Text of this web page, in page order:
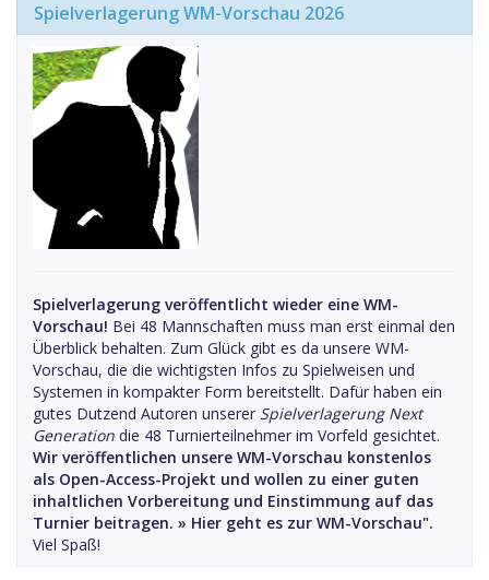
Spielverlagerung WM-Vorschau 2026
Spielverlagerung veröffentlicht wieder eine WM-
Vorschau! Bei 48 Mannschaften muss man erst einmal den
Überblick behalten. Zum Glück gibt es da unsere WM-
Vorschau, die die wichtigsten Infos zu Spielweisen und
Systemen in kompakter Form bereitstellt. Dafür haben ein
gutes Dutzend Autoren unserer Spielverlagerung Next
Generation die 48 Turnierteilnehmer im Vorfeld gesichtet.
Wir veröffentlichen unsere WM-Vorschau konstenlos
als Open-Access-Projekt und wollen zu einer guten
inhaltlichen Vorbereitung und Einstimmung auf das
Turnier beitragen. » Hier geht es zur WM-Vorschau".
Viel Spaß!